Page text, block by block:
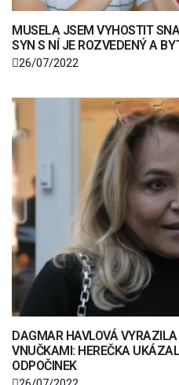
MUSELA JSEM VYHOSTIT
SYN S NÍ JE ROZVEDENÝ A
26/07/2022
DAGMAR HAVLOVÁ
VNUČKAMI: HEREČKA
ODPOČINEK